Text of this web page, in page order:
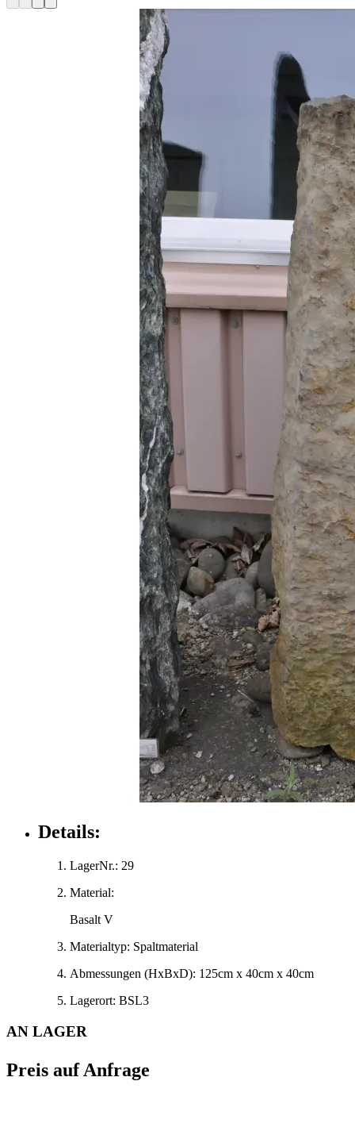
Details:
LagerNr.: 29
Material:
Basalt V
Materialtyp: Spaltmaterial
Abmessungen (HxBxD): 125cm x 40cm x 40cm
Lagerort: BSL3
AN LAGER
Preis auf Anfrage